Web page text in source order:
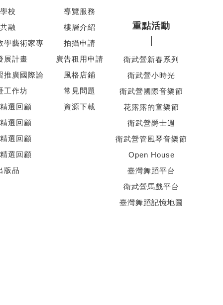
學校
共融
學藝術家專
展計畫
推廣國際論
工作坊
選回顧
選回顧
選回顧
選回顧
版品
導覽服務
樓層介紹
拍攝申請
廣告租用申請
風格店鋪
常見問題
資源下載
重點活動
衛武營新春系列
衛武營小時光
衛武營國際音樂節
花露露的童樂節
衛武營爵士週
衛武營管風琴音樂節
Open House
臺灣舞蹈平台
衛武營馬戲平台
臺灣舞蹈記憶地圖